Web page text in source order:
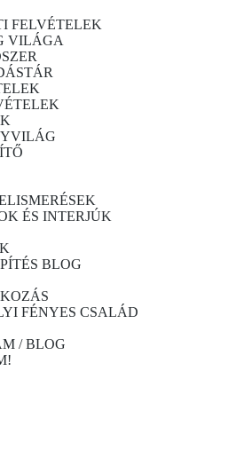
FELVÉTELEK
VILÁGA
ÉS INTERJÚK
BLOG
FÉNYES CSALÁD
/ BLOG